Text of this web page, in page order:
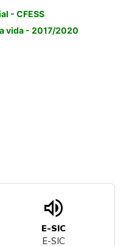
- CFESS
vida - 2017/2020
volume_up
E-SIC
E-SIC